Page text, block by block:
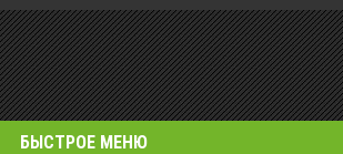
БЫСТРОЕ МЕНЮ